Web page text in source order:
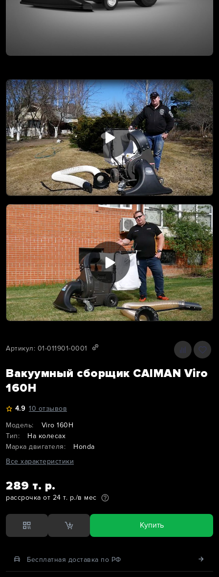
Артикул: 01-011901-0001
Вакуумный сборщик CAIMAN Viro
160H
4.9 10 отзывов
Модель:
Viro 160H
Тип:
На колесах
Марка двигателя:
Honda
Все характеристики
289 т. р.
рассрочка от 24 т. р./в мес
Купить
Бесплатная доставка по РФ